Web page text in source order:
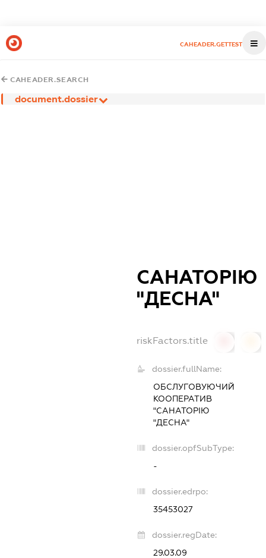
CAHEADER.GETTEST
CAHEADER.SEARCH
document.dossier
САНАТОРІЮ
"ДЕСНА"
riskFactors.title
dossier.fullName:
ОБСЛУГОВУЮЧИЙ
КООПЕРАТИВ
"САНАТОРІЮ
"ДЕСНА"
dossier.opfSubType:
-
dossier.edrpo:
35453027
dossier.regDate:
29.03.09